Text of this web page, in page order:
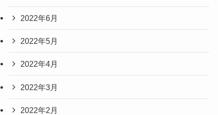
2022年6月
2022年5月
2022年4月
2022年3月
2022年2月